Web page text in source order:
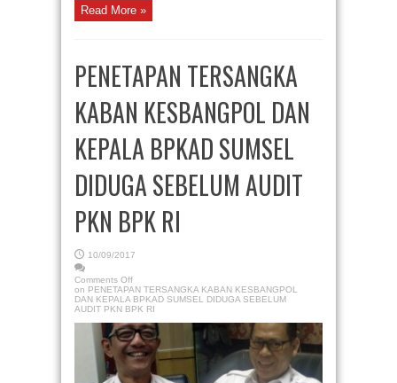
Read More »
PENETAPAN TERSANGKA
KABAN KESBANGPOL DAN
KEPALA BPKAD SUMSEL
DIDUGA SEBELUM AUDIT
PKN BPK RI
10/09/2017
Comments Off
on PENETAPAN TERSANGKA KABAN KESBANGPOL
DAN KEPALA BPKAD SUMSEL DIDUGA SEBELUM
AUDIT PKN BPK RI